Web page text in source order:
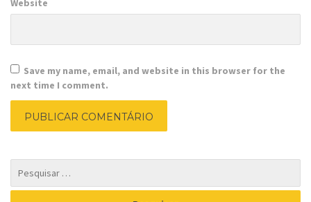
Website
Save my name, email, and website in this browser for the
next time I comment.